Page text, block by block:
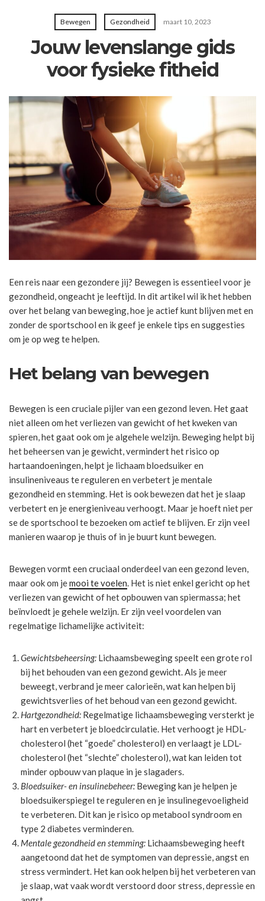
Bewegen Gezondheid maart 10, 2023
Jouw levenslange gids
voor fysieke fitheid
Een reis naar een gezondere jij? Bewegen is essentieel voor je
gezondheid, ongeacht je leeftijd. In dit artikel wil ik het hebben
over het belang van beweging, hoe je actief kunt blijven met en
zonder de sportschool en ik geef je enkele tips en suggesties
om je op weg te helpen.
Het belang van bewegen
Bewegen is een cruciale pijler van een gezond leven. Het gaat
niet alleen om het verliezen van gewicht of het kweken van
spieren, het gaat ook om je algehele welzijn. Beweging helpt bij
het beheersen van je gewicht, vermindert het risico op
hartaandoeningen, helpt je lichaam bloedsuiker en
insulineniveaus te reguleren en verbetert je mentale
gezondheid en stemming. Het is ook bewezen dat het je slaap
verbetert en je energieniveau verhoogt. Maar je hoeft niet per
se de sportschool te bezoeken om actief te blijven. Er zijn veel
manieren waarop je thuis of in je buurt kunt bewegen.
Bewegen vormt een cruciaal onderdeel van een gezond leven,
maar ook om jemooi te voelen. Het is niet enkel gericht op het
verliezen van gewicht of het opbouwen van spiermassa; het
beïnvloedt je gehele welzijn. Er zijn veel voordelen van
regelmatige lichamelijke activiteit:
Gewichtsbeheersing: Lichaamsbeweging speelt een grote rol
bij het behouden van een gezond gewicht. Als je meer
beweegt, verbrand je meer calorieën, wat kan helpen bij
gewichtsverlies of het behoud van een gezond gewicht.
Hartgezondheid: Regelmatige lichaamsbeweging versterkt je
hart en verbetert je bloedcirculatie. Het verhoogt je HDL-
cholesterol (het “goede” cholesterol) en verlaagt je LDL-
cholesterol (het “slechte” cholesterol), wat kan leiden tot
minder opbouw van plaque in je slagaders.
Bloedsuiker- en insulinebeheer: Beweging kan je helpen je
bloedsuikerspiegel te reguleren en je insulinegevoeligheid
te verbeteren. Dit kan je risico op metabool syndroom en
type 2 diabetes verminderen.
Mentale gezondheid en stemming: Lichaamsbeweging heeft
aangetoond dat het de symptomen van depressie, angst en
stress vermindert. Het kan ook helpen bij het verbeteren van
je slaap, wat vaak wordt verstoord door stress, depressie en